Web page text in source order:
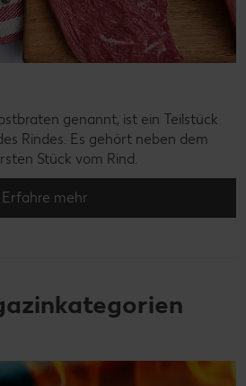
genannt, ist ein Teilstück
Rindes. Es gehört neben dem
Stück vom Rind.
Erfahre mehr